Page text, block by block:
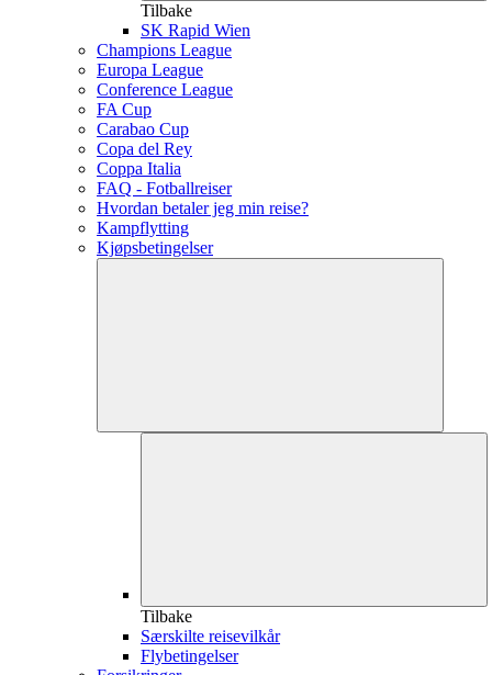
Tilbake
SK Rapid Wien
Champions League
Europa League
Conference League
FA Cup
Carabao Cup
Copa del Rey
Coppa Italia
FAQ - Fotballreiser
Hvordan betaler jeg min reise?
Kampflytting
Kjøpsbetingelser
Tilbake
Særskilte reisevilkår
Flybetingelser